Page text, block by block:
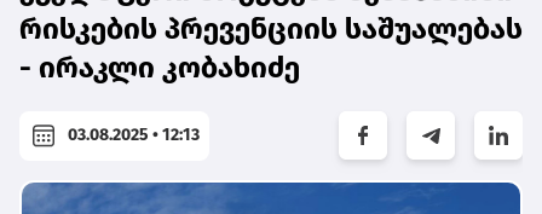
რისკების პრევენციის საშუალებას
- ირაკლი კობახიძე
03.08.2025 • 12:13